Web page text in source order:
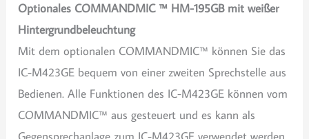
Optionales COMMANDMIC ™ HM-195GB mit weißer
Hintergrundbeleuchtung
Mit dem optionalen COMMANDMIC™ können Sie das
IC-M423GE bequem von einer zweiten Sprechstelle aus
Bedienen. Alle Funktionen des IC-M423GE können vom
COMMANDMIC™ aus gesteuert und es kann als